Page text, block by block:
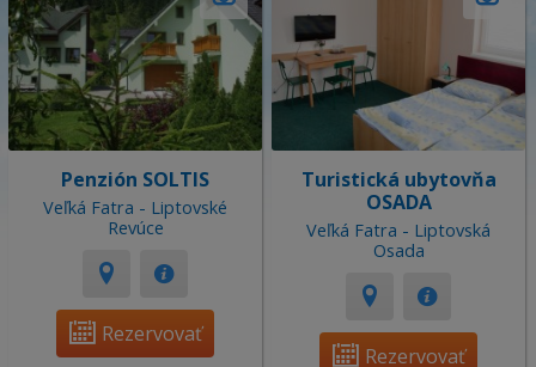
Penzión SOLTIS
Veľká Fatra - Liptovské
Revúce
Rezervovať
Turistická ubytovňa
OSADA
Veľká Fatra - Liptovská
Osada
Rezervovať